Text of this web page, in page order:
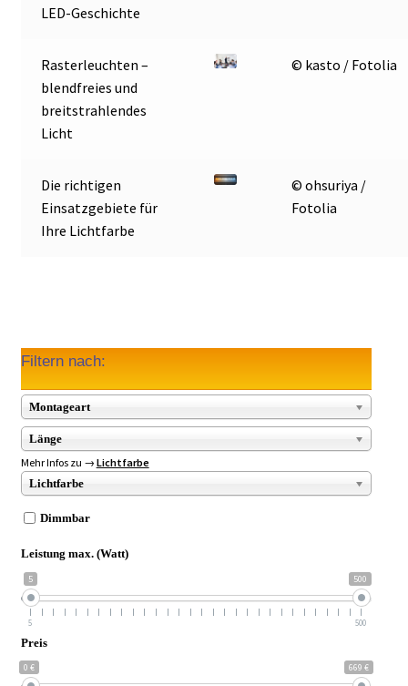
LED-Geschichte
Rasterleuchten –
blendfreies und
breitstrahlendes
Licht
© kasto / Fotolia
Die richtigen
Einsatzgebiete für
Ihre Lichtfarbe
© ohsuriya /
Fotolia
Filtern nach:
Montageart
Länge
Mehr Infos zu → Lichtfarbe
Lichtfarbe
Dimmbar
Leistung max. (Watt)
5 500
5 500
Preis
0 € 669 €